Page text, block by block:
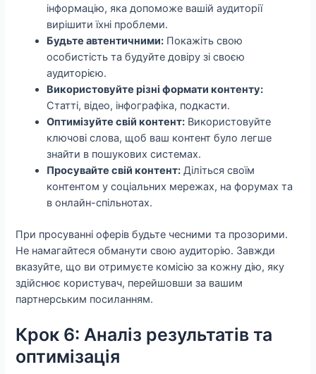
інформацію, яка допоможе вашій аудиторії
вирішити їхні проблеми.
Будьте автентичними: Покажіть свою
особистість та будуйте довіру зі своєю
аудиторією.
Використовуйте різні формати контенту:
Статті, відео, інфографіка, подкасти.
Оптимізуйте свій контент: Використовуйте
ключові слова, щоб ваш контент було легше
знайти в пошукових системах.
Просувайте свій контент: Діліться своїм
контентом у соціальних мережах, на форумах та
в онлайн-спільнотах.
При просуванні оферів будьте чесними та прозорими.
Не намагайтеся обманути свою аудиторію. Завжди
вказуйте, що ви отримуєте комісію за кожну дію, яку
здійснює користувач, перейшовши за вашим
партнерським посиланням.
Крок 6: Аналіз результатів та
оптимізація